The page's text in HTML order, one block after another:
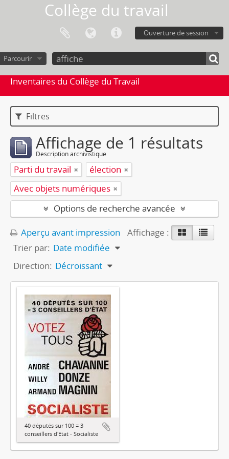
Collège du travail
Ouverture de session
Parcourir
Inventaires du Collège du Travail
Filtres
Affichage de 1 résultats
Description archivistique
Parti du travail
élection
Avec objets numériques
Options de recherche avancée
Aperçu avant impression
Affichage :
Trier par: Date modifiée
Direction: Décroissant
40 députés sur 100 = 3
conseillers d'Etat - Socialiste